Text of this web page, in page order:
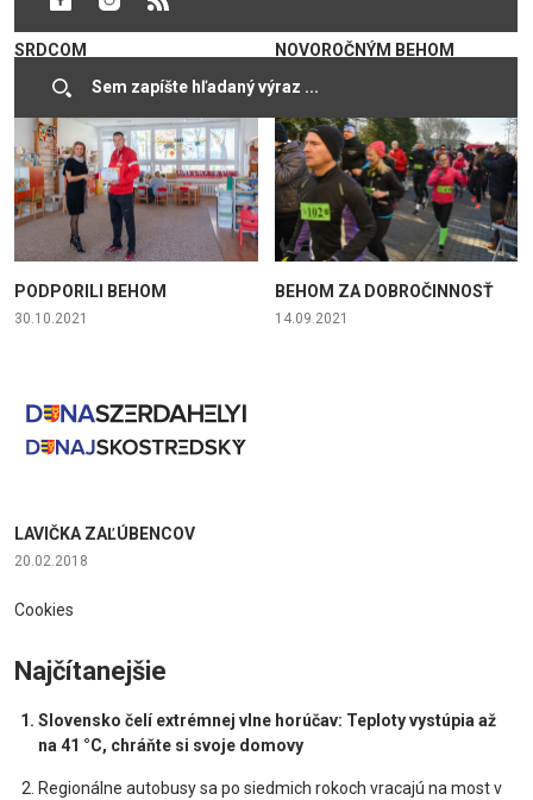
SRDCOM
26.06.2026
NOVOROČNÝM BEHOM
PODPORILI BEHOM
30.10.2021
BEHOM ZA DOBROČINNOSŤ
14.09.2021
LAVIČKA ZAĽÚBENCOV
20.02.2018
Cookies
Najčítanejšie
Slovensko čelí extrémnej vlne horúčav: Teploty vystúpia až
na 41 °C, chráňte si svoje domovy
Regionálne autobusy sa po siedmich rokoch vracajú na most v